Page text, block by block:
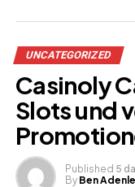
UNCATEGORIZED
Casinoly
Slots und
Published 5
By Ben Adenle